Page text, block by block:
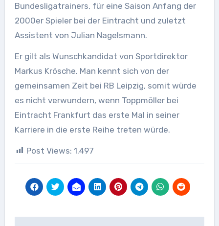
Bundesligatrainers, für eine Saison Anfang der
2000er Spieler bei der Eintracht und zuletzt
Assistent von Julian Nagelsmann.
Er gilt als Wunschkandidat von Sportdirektor
Markus Krösche. Man kennt sich von der
gemeinsamen Zeit bei RB Leipzig, somit würde
es nicht verwundern, wenn Toppmöller bei
Eintracht Frankfurt das erste Mal in seiner
Karriere in die erste Reihe treten würde.
Post Views: 1.497